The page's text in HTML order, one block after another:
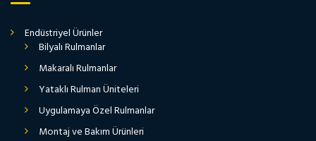
Endüstriyel Ürünler
Bilyalı Rulmanlar
Makaralı Rulmanlar
Yataklı Rulman Üniteleri
Uygulamaya Özel Rulmanlar
Montaj ve Bakım Ürünleri